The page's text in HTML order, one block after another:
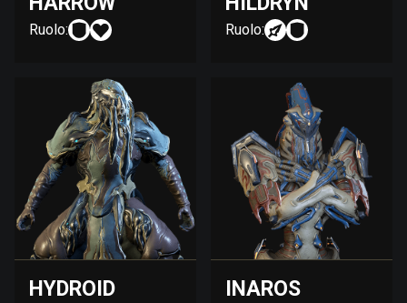
Ruolo: Ruolo:
HYDROID INAROS